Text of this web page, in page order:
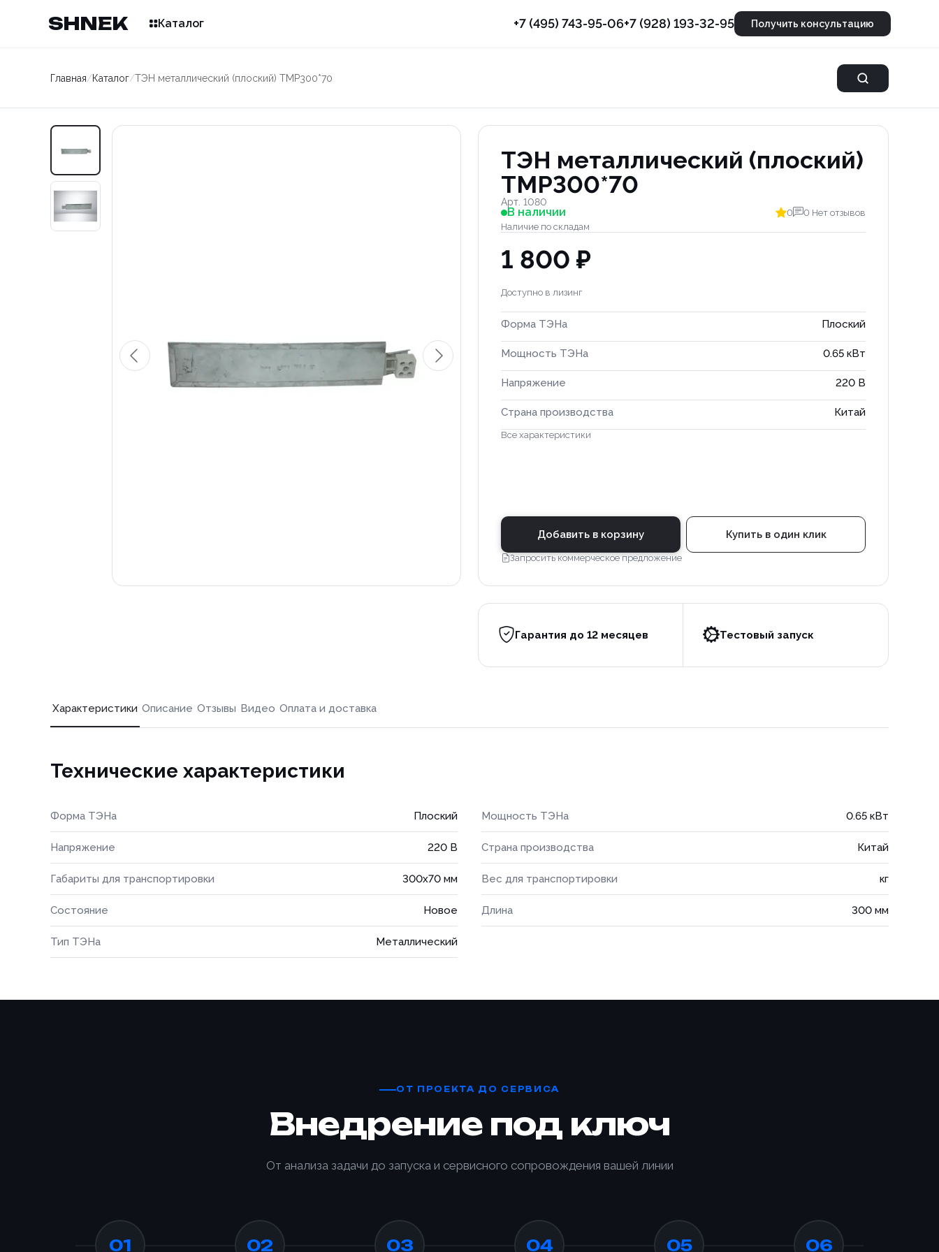
SHNEK Каталог +7 (495) 743-95-06+7 (928) 193-32-95 Получить консультацию
Главная/Каталог/ТЭН металлический (плоский) TMP300*70
ТЭН металлический (плоский)
TMP300*70
Арт. 1080
В наличии
Наличие по складам
0 0 Нет отзывов
1 800 ₽
Доступно в лизинг
Форма ТЭНа Плоский
Мощность ТЭНа 0.65 кВт
Напряжение 220 В
Страна производства Китай
Все характеристики
Добавить в корзину Купить в один клик
Запросить коммерческое предложение
Гарантия до 12 месяцев Тестовый запуск
Характеристики Описание Отзывы Видео Оплата и доставка
Технические характеристики
Форма ТЭНа Плоский Мощность ТЭНа 0.65 кВт
Напряжение 220 В Страна производства Китай
Габариты для транспортировки 300x70 мм Вес для транспортировки кг
Состояние Новое Длина 300 мм
Тип ТЭНа Металлический
ОТ ПРОЕКТА ДО СЕРВИСА
Внедрение под ключ
От анализа задачи до запуска и сервисного сопровождения вашей линии
01 02 03 04 05 06